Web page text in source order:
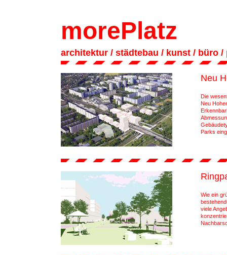
morePlatz
architektur / städtebau / kunst / büro /
Neu
Die
Neu
Parks
Wie ein
viele